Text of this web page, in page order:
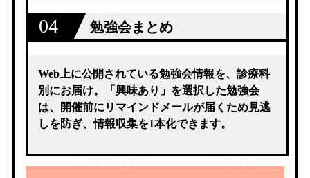
04 勉強会まとめ
Web上に公開されている勉強会情報を、診療科
別にお届け。「興味あり」を選択した勉強会
は、開催前にリマインドメールが届くため見逃
しを防ぎ、情報収集を1本化できます。